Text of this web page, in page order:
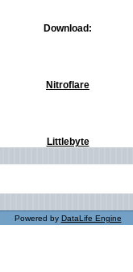
Download:
Nitroflare
Littlebyte
Powered by DataLife Engine